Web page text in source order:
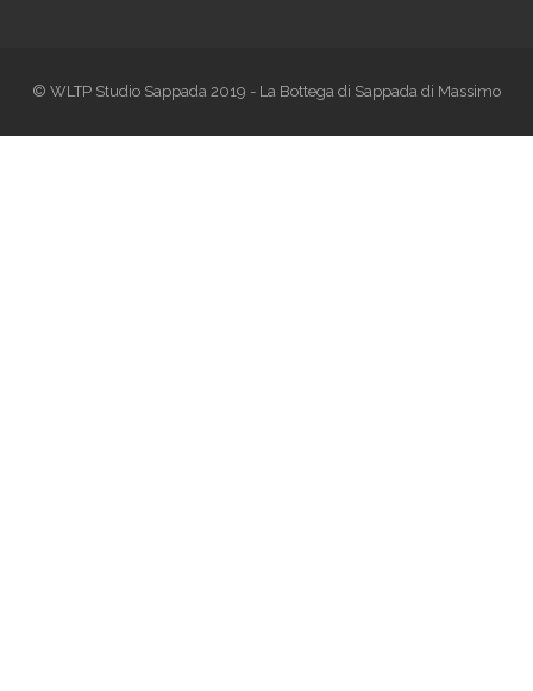
© WLTP Studio Sappada 2019 - La Bottega di Sappada di Massimo